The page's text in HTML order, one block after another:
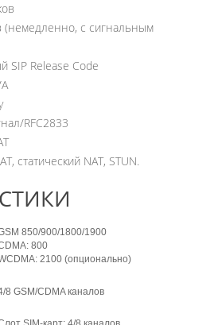
с сигнальным
SIP Release Code
RFC2833
статический NAT, STUN.
850/900/1800/1900
800
2100 (опционально)
8 GSM/CDMA каналов